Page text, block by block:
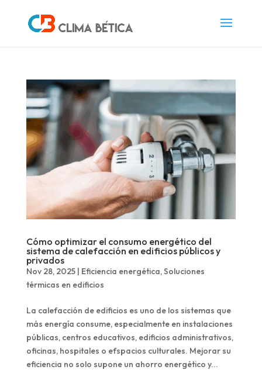
Cómo optimizar el consumo energético del
sistema de calefacción en edificios públicos y
privados
Nov 28, 2025| Eficiencia energética,Soluciones
térmicas en edificios
La calefacción de edificios es uno de los sistemas que
más energía consume, especialmente en instalaciones
públicas, centros educativos, edificios administrativos,
oficinas, hospitales o efspacios culturales. Mejorar su
eficiencia no solo supone un ahorro energético y...